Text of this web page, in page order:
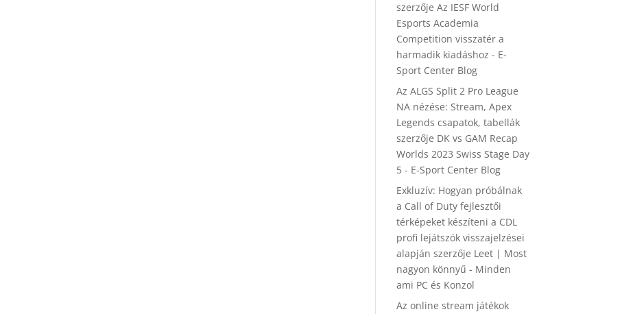
szerzőjeAz IESF World
Esports Academia
Competition visszatér a
harmadik kiadáshoz - E-
Sport Center Blog
Az ALGS Split 2 Pro League
NA nézése: Stream, Apex
Legends csapatok, tabellák
szerzője DK vs GAM Recap
Worlds 2023 Swiss Stage Day
5 - E-Sport Center Blog
Exkluzív: Hogyan próbálnak
a Call of Duty fejlesztői
térképeket készíteni a CDL
profi lejátszók visszajelzései
alapján szerzője Leet | Most
nagyon könnyű - Minden
ami PC és Konzol
Az online stream játékok